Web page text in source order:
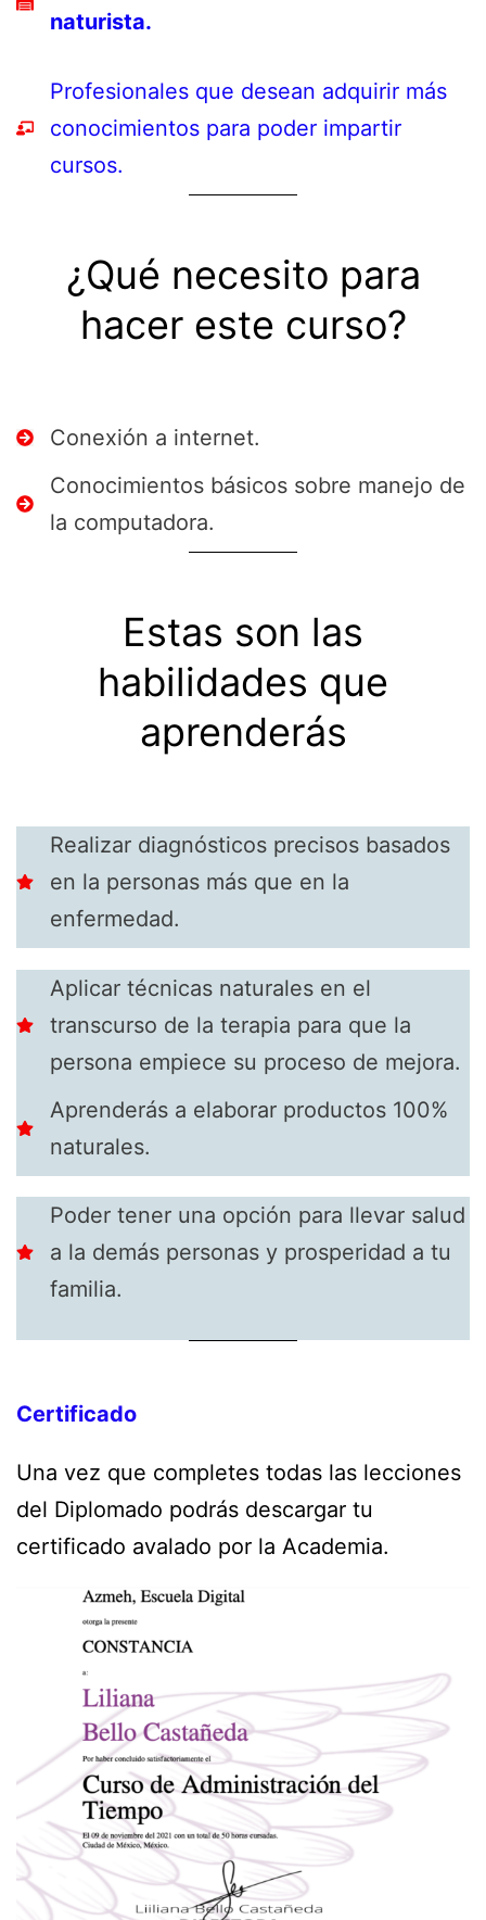
naturista.
Profesionales que desean adquirir más
conocimientos para poder impartir
cursos.
¿Qué necesito para
hacer este curso?
Conexión a internet.
Conocimientos básicos sobre manejo de
la computadora.
Estas son las
habilidades que
aprenderás
Realizar diagnósticos precisos basados
en la personas más que en la
enfermedad.
Aplicar técnicas naturales en el
transcurso de la terapia para que la
persona empiece su proceso de mejora.
Aprenderás a elaborar productos 100%
naturales.
Poder tener una opción para llevar salud
a la demás personas y prosperidad a tu
familia.
Certificado
Una vez que completes todas las lecciones
del Diplomado podrás descargar tu
certificado avalado por la Academia.